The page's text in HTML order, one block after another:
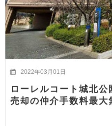
2022年03月01日
ローレルコート城北公
売却の仲介手数料最大